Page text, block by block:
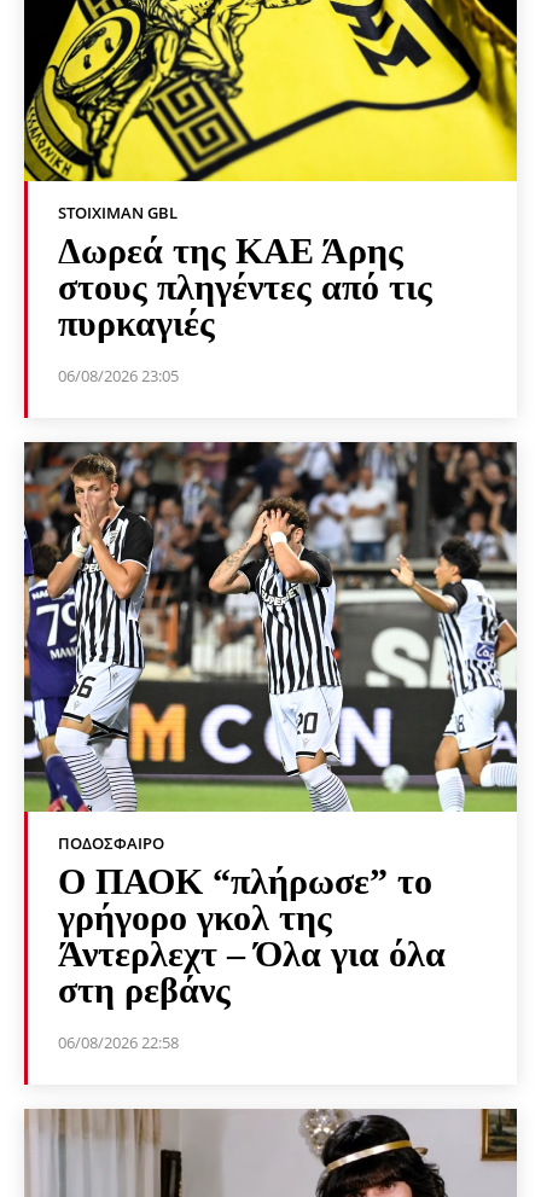
STOIXIMAN GBL
Δωρεά της ΚΑΕ Άρης
στους πληγέντες από τις
πυρκαγιές
06/08/2026 23:05
ΠΟΔΌΣΦΑΙΡΟ
Ο ΠΑΟΚ “πλήρωσε” το
γρήγορο γκολ της
Άντερλεχτ – Όλα για όλα
στη ρεβάνς
06/08/2026 22:58